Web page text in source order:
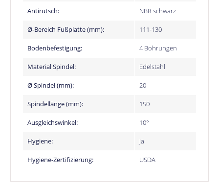
Antirutsch: NBR schwarz
Ø-Bereich Fußplatte (mm): 111-130
Bodenbefestigung: 4 Bohrungen
Material Spindel: Edelstahl
Ø Spindel (mm): 20
Spindellänge (mm): 150
Ausgleichswinkel: 10°
Hygiene: Ja
Hygiene-Zertifizierung: USDA